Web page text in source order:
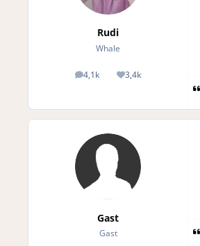
Rudi
Whale
4,1k
posts 3,4k
Reputation
Gast
Gast